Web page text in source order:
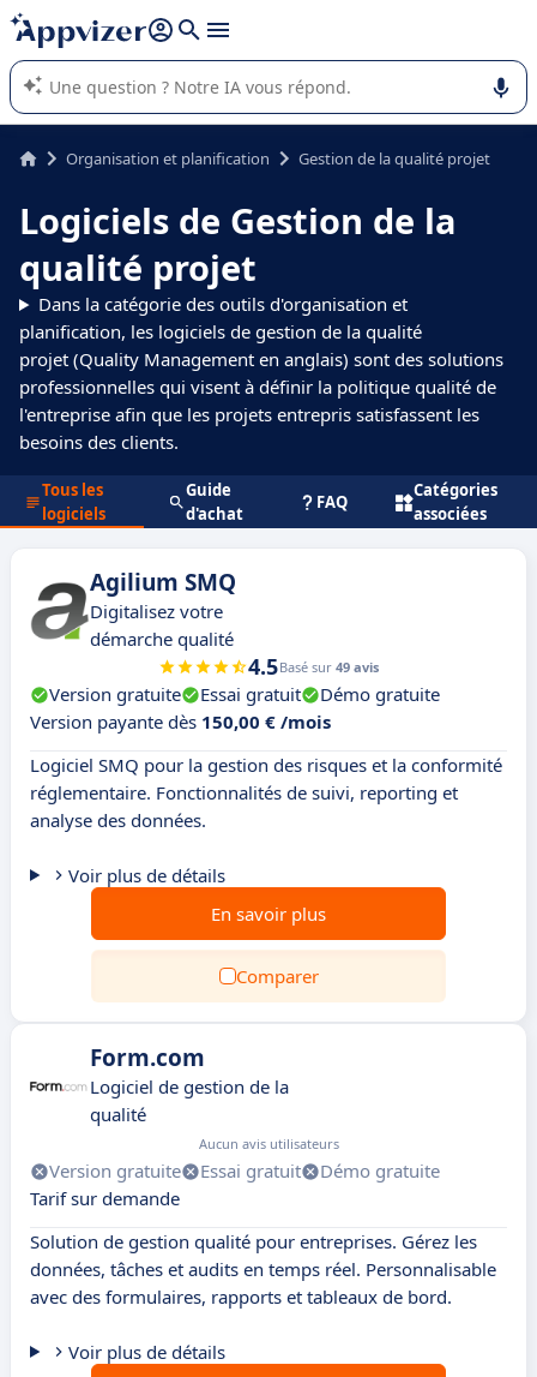
répondre (plusieurs lignes avec
L'IA de Appvizer vous guide dans l'utilisation ou la sélection de
logiciel SaaS en entreprise.
Organisation et planification Gestion de la qualité projet
Logiciels de Gestion de la
qualité projet
Dans la catégorie des outils d'organisation et
planification, les logiciels de gestion de la qualité
projet (Quality Management en anglais) sont des solutions
professionnelles qui visent à définir la politique qualité de
l'entreprise afin que les projets entrepris satisfassent les
besoins des clients.
Tous les
logiciels
Guide
d'achat
FAQ
Catégories
associées
Agilium SMQ
Digitalisez votre
démarche qualité
4.5Basé sur 49 avis
Version gratuite Essai gratuit
Démo gratuite
Version payante dès 150,00 € /mois
Logiciel SMQ pour la gestion des risques et la conformité
réglementaire. Fonctionnalités de suivi, reporting et
analyse des données.
Voir plus de détails
En savoir plus
Comparer
Form.com
Logiciel de gestion de la
qualité
Aucun avis utilisateurs
Version gratuite Essai gratuit
Démo gratuite
Tarif sur demande
Solution de gestion qualité pour entreprises. Gérez les
données, tâches et audits en temps réel. Personnalisable
avec des formulaires, rapports et tableaux de bord.
Voir plus de détails